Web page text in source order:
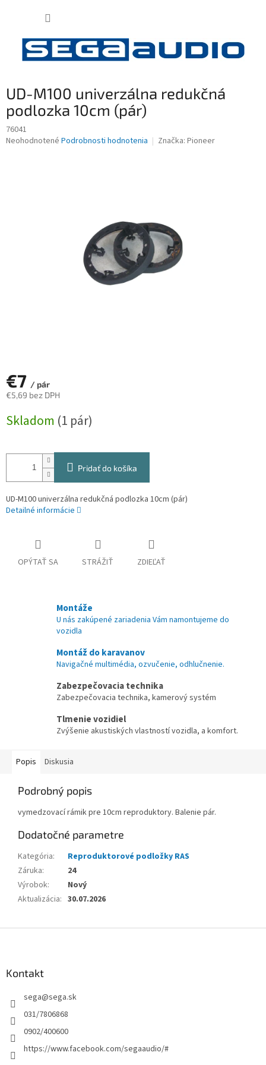
UD-M100 univerzálna redukčná
podlozka 10cm (pár)
76041
Priemerné
Neohodnotené Podrobnosti hodnotenia Značka: Pioneer
€7 / pár
€5,69 bez DPH
cena:
Skladom (1 pár)
Pridať do košíka
UD-M100 univerzálna redukčná podlozka 10cm (pár)
Detailné informácie
OPÝTAŤ SA STRÁŽIŤ ZDIEĽAŤ
Montáže
U nás zakúpené zariadenia Vám namontujeme do
vozidla
Montáž do karavanov
Navigačné multimédia, ozvučenie, odhlučnenie.
Zabezpečovacia technika
Zabezpečovacia technika, kamerový systém
Tlmenie vozidiel
Zvýšenie akustiských vlastností vozidla, a komfort.
Popis Diskusia
Podrobný popis
vymedzovací rámik pre 10cm reproduktory. Balenie pár.
Dodatočné parametre
Kategória:
Reproduktorové podložky RAS
Záruka:
24
Výrobok:
Nový
Aktualizácia: 30.07.2026
Kontakt
sega@sega.sk
031/7806868
0902/400600
https://www.facebook.com/segaaudio/#